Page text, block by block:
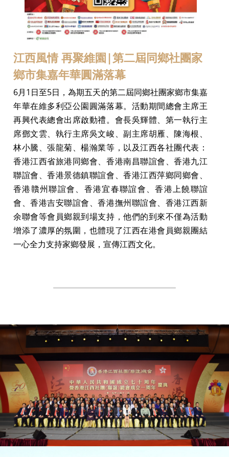
江西風情 再聚維園|第二屆同鄉社團家
鄉市集嘉年華圓滿落幕
6月1日至5日，為期五天的第二屆同鄉社團家鄉市集嘉
年華在維多利亞公園圓滿落幕。活動期間總會主席王
再興代表總會出席啟動禮。會長吳輝體、第一執行主
席鄧文雲、執行主席吳文峻、副主席胡雁、陳海根、
林小騰、張龍菊、楊瀚業等，以及江西各社團代表：
香港江西省旅港同鄉會、香港南昌聯誼會、香港九江
聯誼會、香港景德鎮聯誼會、香港江西萍鄉同鄉會、
香港贛州聯誼會、香港宜春聯誼會、香港上饒聯誼
會、香港吉安聯誼會、香港撫州聯誼會、香港江西新
余聯會等會員鄉親到場支持，他們的到來不僅為活動
增添了濃厚的氛圍，也體現了江西在港會員鄉親團結
一心全力支持家鄉發展，宣傳江西文化。